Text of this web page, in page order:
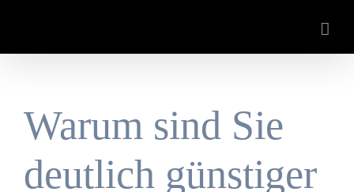
Warum sind Sie
deutlich günstiger